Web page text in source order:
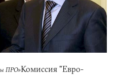
ПРО»Комиссия "Евро-